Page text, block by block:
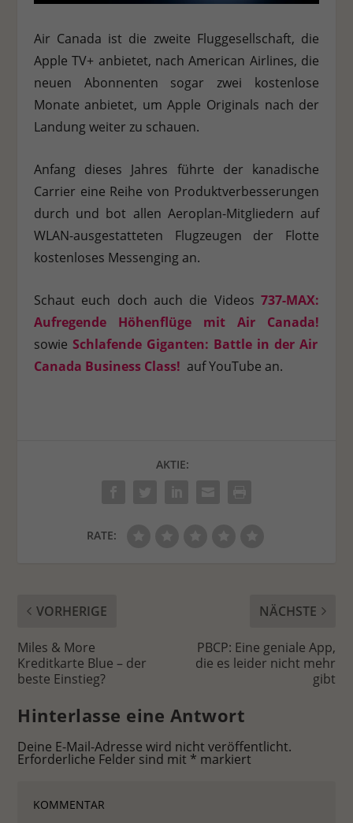
Air Canada ist die zweite Fluggesellschaft, die
Apple TV+ anbietet, nach American Airlines, die
neuen Abonnenten sogar zwei kostenlose
Monate anbietet, um Apple Originals nach der
Landung weiter zu schauen.
Anfang dieses Jahres führte der kanadische
Carrier eine Reihe von Produktverbesserungen
durch und bot allen Aeroplan-Mitgliedern auf
WLAN-ausgestatteten Flugzeugen der Flotte
kostenloses Messenging an.
Schaut euch doch auch die Videos737-MAX:
Aufregende Höhenflüge mit Air Canada!
sowie Schlafende Giganten: Battle in der Air
Canada Business Class! auf YouTube an.
AKTIE:
RATE:
VORHERIGE
Miles & More
Kreditkarte Blue – der
beste Einstieg?
NÄCHSTE
PBCP: Eine geniale App,
die es leider nicht mehr
gibt
Hinterlasse eine Antwort
Deine E-Mail-Adresse wird nicht veröffentlicht.
Erforderliche Felder sind mit * markiert